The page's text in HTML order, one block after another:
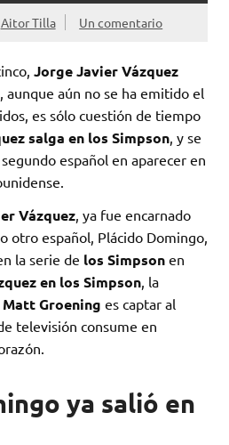
Aitor Tilla Un comentario
Jorge Javier Vázquez
, aunque aún no se ha emitido el
es sólo cuestión de tiempo
salga en los Simpson, y se
español en aparecer en
Vázquez, ya fue encarnado
otro español, Plácido Domingo,
la serie de los Simpson en
en los Simpson, la
Matt Groening es captar al
televisión consume en
ya salió en